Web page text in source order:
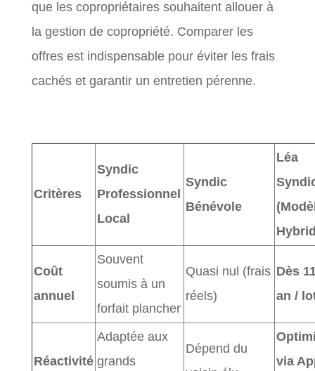
que les copropriétaires souhaitent allouer à
la gestion de copropriété. Comparer les
offres est indispensable pour éviter les frais
cachés et garantir un entretien pérenne.
Critères
Syndic
Professionnel
Local
Syndic
Bénévole
Léa
Coût
annuel
Souvent
soumis à un
forfait plancher
Quasi nul (frais
réels)
Dès
an /
Réactivité
Adaptée aux
grands
Dépend du
via